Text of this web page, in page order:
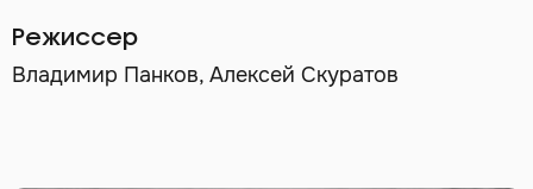
Режиссер
Владимир Панков, Алексей Скуратов